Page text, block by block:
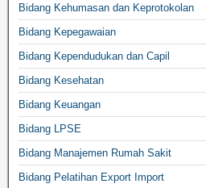
Bidang Kehumasan dan Keprotokolan
Bidang Kepegawaian
Bidang Kependudukan dan Capil
Bidang Kesehatan
Bidang Keuangan
Bidang LPSE
Bidang Manajemen Rumah Sakit
Bidang Pelatihan Export Import